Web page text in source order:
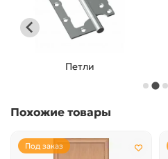
Плинтус
Похожие товары
Под заказ